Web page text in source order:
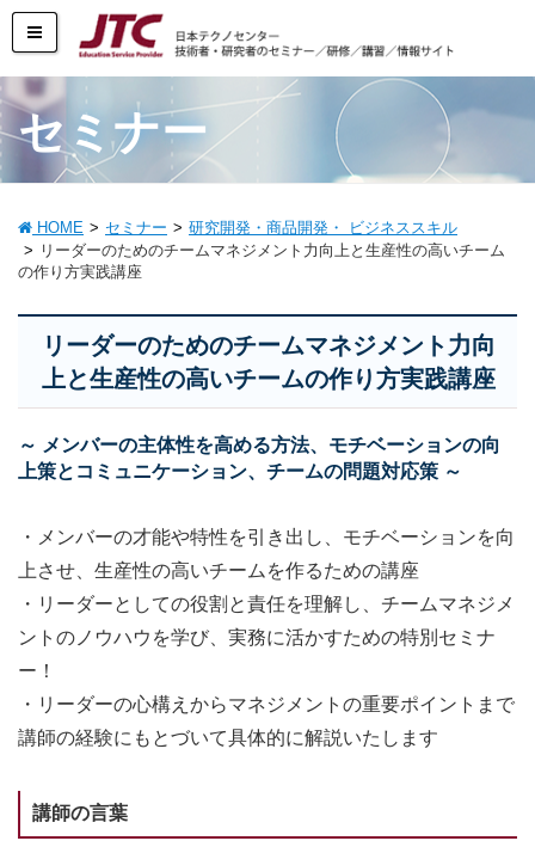
セミナー
HOME セミナー
研究開発・商品開発・ ビジネススキル
リーダーのためのチームマネジメント力向上と生産性の高いチーム
の作り方実践講座
リーダーのためのチームマネジメント力向
上と生産性の高いチームの作り方実践講座
～ メンバーの主体性を高める方法、モチベーションの向
上策とコミュニケーション、チームの問題対応策 ～
・メンバーの才能や特性を引き出し、モチベーションを向
上させ、生産性の高いチームを作るための講座
・リーダーとしての役割と責任を理解し、チームマネジメ
ントのノウハウを学び、実務に活かすための特別セミナ
ー！
・リーダーの心構えからマネジメントの重要ポイントまで
講師の経験にもとづいて具体的に解説いたします
講師の言葉